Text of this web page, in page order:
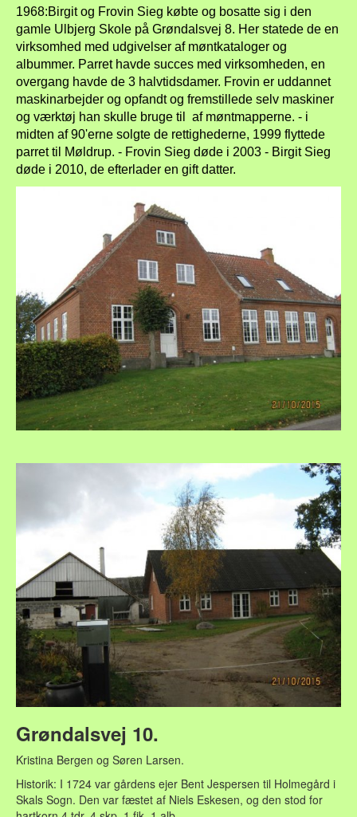
1968:Birgit og Frovin Sieg købte og bosatte sig i den
gamle Ulbjerg Skole på Grøndalsvej 8. Her statede de en
virksomhed med udgivelser af møntkataloger og
albummer. Parret havde succes med virksomheden, en
overgang havde de 3 halvtidsdamer. Frovin er uddannet
maskinarbejder og opfandt og fremstillede selv maskiner
og værktøj han skulle bruge til af møntmapperne. - i
midten af 90'erne solgte de rettighederne, 1999 flyttede
parret til Møldrup. - Frovin Sieg døde i 2003 - Birgit Sieg
døde i 2010, de efterlader en gift datter.
Grøndalsvej 10.
Kristina Bergen og Søren Larsen.
Historik: I 1724 var gårdens ejer Bent Jespersen til Holmegård i
Skals Sogn. Den var fæstet af Niels Eskesen, og den stod for